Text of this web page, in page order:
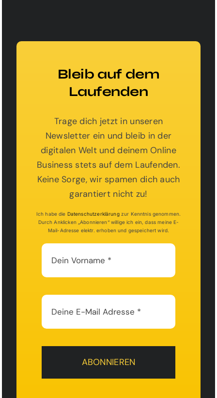
Bleib auf dem
Laufenden
Trage dich jetzt in unseren
Newsletter ein und bleib in der
digitalen Welt und deinem Online
Business stets auf dem Laufenden.
Keine Sorge, wir spamen dich auch
garantiert nicht zu!
Ich habe die Datenschutzerklärungzur Kenntnis genommen.
Durch Anklicken „Abonnieren“ willige ich ein, dass meine E-
Mail-Adresse elektr. erhoben und gespeichert wird.
ABONNIEREN
Dezign
Sichere dir jetzt kostenlosen Zugang zur Business
und lerne, wie du deine eigene Webseite einfach
und ohne Vorkenntnisse erstellen kannst. Trage
dich ein und beginne sofort!
Sie sehen gerade einen Platzhalterinhalt
von
HubSpot
. Um auf den eigentlichen
Inhalt zuzugreifen, klicken Sie auf die
Schaltfläche unten. Bitte beachten Sie,
dass dabei Daten an Drittanbieter
weitergegeben werden.
Inhalt entsperren
Mehr Informationen